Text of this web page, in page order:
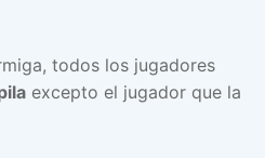
todos los jugadores
excepto el jugador que la